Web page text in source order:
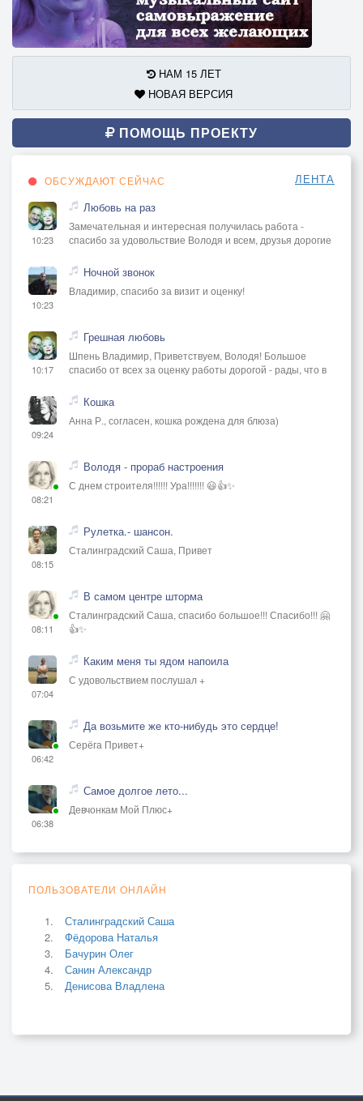
НАМ 15 ЛЕТ
НОВАЯ ВЕРСИЯ
ПОМОЩЬ ПРОЕКТУ
ОБСУЖДАЮТ СЕЙЧАС ЛЕНТА
10:23
Любовь на раз
Замечательная и интересная получилась работа -
спасибо за удовольствие Володя и всем, друзья дорогие
10:23
Ночной звонок
Владимир, спасибо за визит и оценку!
10:17
Грешная любовь
Шпень Владимир, Приветствуем, Володя! Большое
спасибо от всех за оценку работы дорогой - рады, что в
09:24
Кошка
Анна Р., согласен, кошка рождена для блюза)
08:21
Володя - прораб настроения
С днем строителя!!!!!! Ура!!!!!!! 😃👍✨
08:15
Рулетка.- шансон.
Сталинградский Саша, Привет
08:11
В самом центре шторма
Сталинградский Саша, спасибо большое!!! Спасибо!!! 🤗
👍✨
07:04
Каким меня ты ядом напоила
С удовольствием послушал +
06:42
Да возьмите же кто-нибудь это сердце!
Серёга Привет+
06:38
Самое долгое лето...
Девчонкам Мой Плюс+
ПОЛЬЗОВАТЕЛИ ОНЛАЙН
Сталинградский Саша
Фёдорова Наталья
Бачурин Олег
Санин Александр
Денисова Владлена